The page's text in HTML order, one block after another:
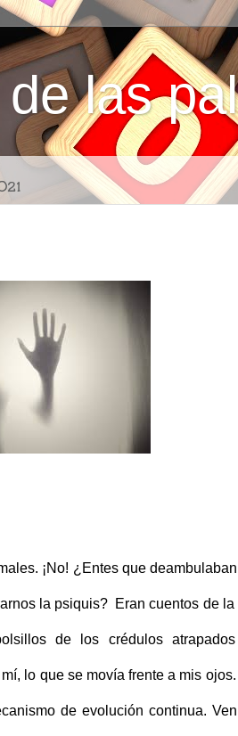
las
¡No! ¿Entes que
la psiquis? Eran cuentos de la
de los crédulos
lo que se movía frente a mis ojos.
de evolución continua.